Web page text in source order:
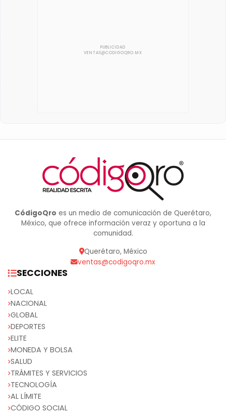
CódigoQro es un medio de comunicación de Querétaro,
México, que ofrece información veraz y oportuna a la
comunidad.
Querétaro, México
ventas@codigoqro.mx
SECCIONES
LOCAL
NACIONAL
GLOBAL
DEPORTES
ELITE
MONEDA Y BOLSA
SALUD
TRÁMITES Y SERVICIOS
TECNOLOGÍA
AL LÍMITE
CÓDIGO SOCIAL